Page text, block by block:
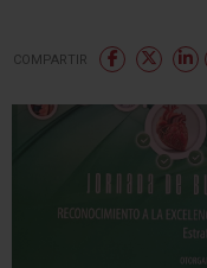
COMPARTIR